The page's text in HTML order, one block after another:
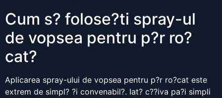
Cum s? folose?ti spray-ul
de vopsea pentru p?r ro?
cat?
Aplicarea spray-ului de vopsea pentru p?r ro?cat este
extrem de simpl? ?i convenabil?. Iat? c??iva pa?i simpli